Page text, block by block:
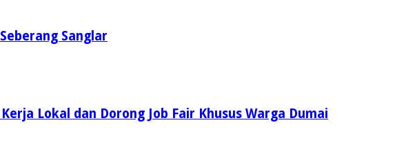
Sanglar
Lokal dan Dorong Job Fair Khusus Warga Dumai